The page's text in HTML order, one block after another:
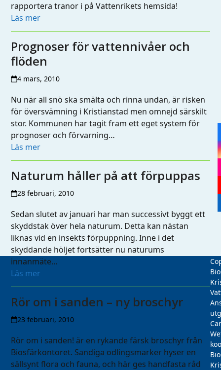
rapportera tranor i på Vattenrikets hemsida!
Läs mer
Prognoser för vattennivåer och
flöden
4 mars, 2010
Nu när all snö ska smälta och rinna undan, är risken
för översvämning i Kristianstad men omnejd särskilt
stor. Kommunen har tagit fram ett eget system för
prognoser och förvarning…
Läs mer
Naturum håller på att förpuppas
28 februari, 2010
Sedan slutet av januari har man successivt byggt ett
skyddstak över hela naturum. Detta kan nästan
liknas vid en insekts förpuppning. Inne i det
skyddande höljet fortsätter nu naturums
innanmäte…
Läs mer
Rör om i sanden – ny broschyr
23 februari, 2010
Rör om i sanden! är en rykande färsk broschyr från
Biosfärkontoret. Sandiga odlingsmarker hyser en
sällsynt flora och fauna, och här ges handfasta råd